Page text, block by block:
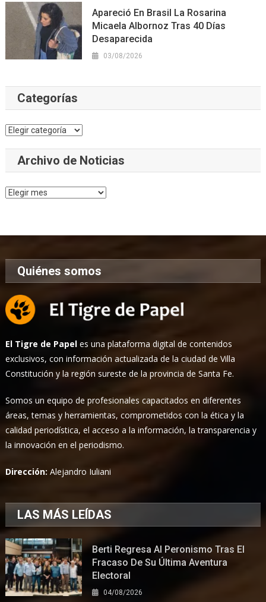
Apareció En Brasil La Rosarina
Micaela Albornoz Tras 40 Días
Desaparecida
03/08/2026
Categorías
Categorías
Archivo de Noticias
Archivo
Quiénes somos
El Tigre de Papel es una plataforma digital de contenidos
exclusivos, con información actualizada de la ciudad de Villa
Constitución y la región sureste de la provincia de Santa Fe.
Somos un equipo de profesionales capacitados en diferentes
áreas, temas y herramientas, comprometidos con la ética y la
calidad periodística, el acceso a la información, la transparencia y
la innovación en el periodismo.
Dirección:Alejandro Iuliani
LAS MÁS LEÍDAS
Berti Regresa Al Peronismo Tras El
Fracaso De Su Última Aventura
Electoral
04/08/2026